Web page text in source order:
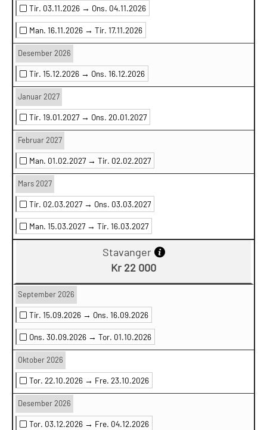
Tir. 03.11.2026 → Ons. 04.11.2026
Man. 16.11.2026 → Tir. 17.11.2026
Desember 2026
Tir. 15.12.2026 → Ons. 16.12.2026
Januar 2027
Tir. 19.01.2027 → Ons. 20.01.2027
Februar 2027
Man. 01.02.2027 → Tir. 02.02.2027
Mars 2027
Tir. 02.03.2027 → Ons. 03.03.2027
Man. 15.03.2027 → Tir. 16.03.2027
Stavanger
Kr 22 000
September 2026
Tir. 15.09.2026 → Ons. 16.09.2026
Ons. 30.09.2026 → Tor. 01.10.2026
Oktober 2026
Tor. 22.10.2026 → Fre. 23.10.2026
Desember 2026
Tor. 03.12.2026 → Fre. 04.12.2026